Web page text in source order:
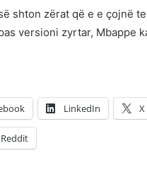
shton zërat që e e çojnë
versioni zyrtar, Mbappe
LinkedIn X
Reddit